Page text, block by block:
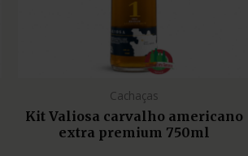
Cachaças
Kit Valiosa carvalho americano
extra premium 750ml